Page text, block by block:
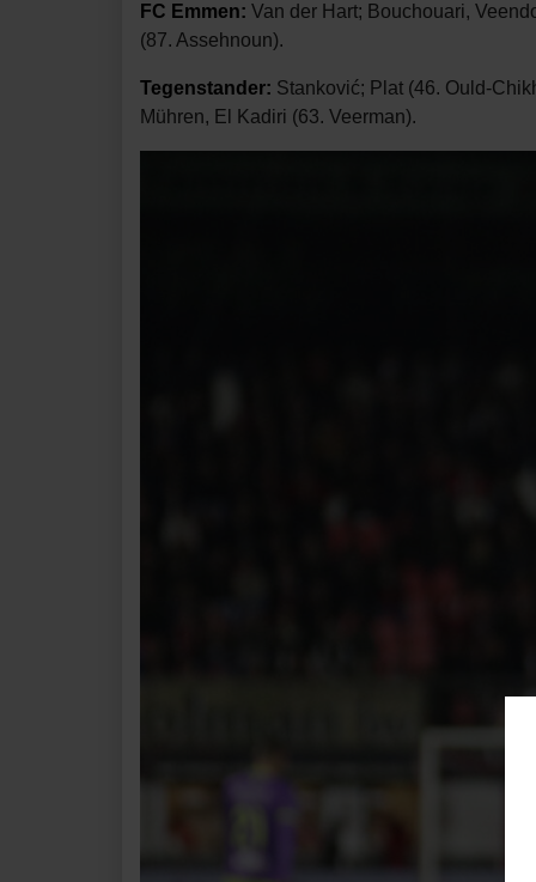
FC Emmen: Van der Hart; Bouchouari,
(87. Assehnoun).
Tegenstander: Stanković; Plat (46. Ould-
Mühren, El Kadiri (63. Veerman).